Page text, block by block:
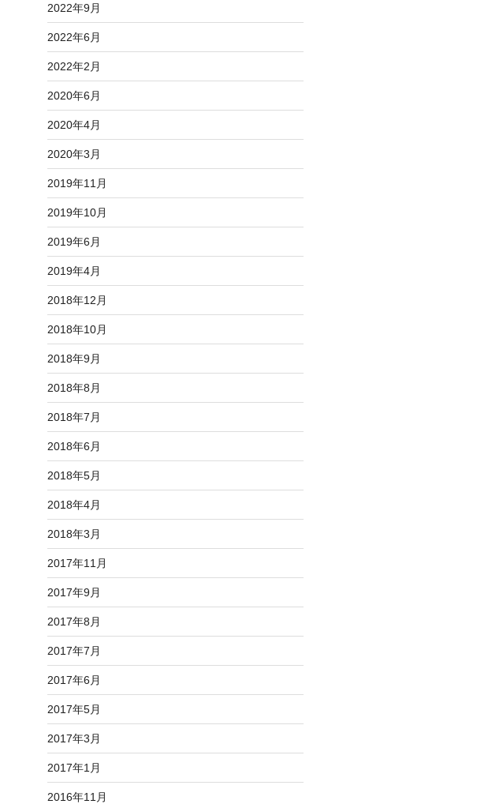
2022年9月
2022年6月
2022年2月
2020年6月
2020年4月
2020年3月
2019年11月
2019年10月
2019年6月
2019年4月
2018年12月
2018年10月
2018年9月
2018年8月
2018年7月
2018年6月
2018年5月
2018年4月
2018年3月
2017年11月
2017年9月
2017年8月
2017年7月
2017年6月
2017年5月
2017年3月
2017年1月
2016年11月